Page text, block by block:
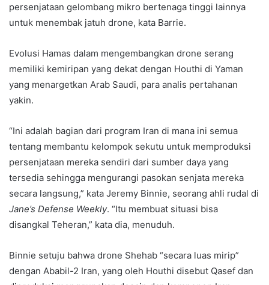
persenjataan gelombang mikro bertenaga tinggi lainnya
untuk menembak jatuh drone, kata Barrie.
Evolusi Hamas dalam mengembangkan drone serang
memiliki kemiripan yang dekat dengan Houthi di Yaman
yang menargetkan Arab Saudi, para analis pertahanan
yakin.
“Ini adalah bagian dari program Iran di mana ini semua
tentang membantu kelompok sekutu untuk memproduksi
persenjataan mereka sendiri dari sumber daya yang
tersedia sehingga mengurangi pasokan senjata mereka
secara langsung,” kata Jeremy Binnie, seorang ahli rudal di
Jane’s Defense Weekly. “Itu membuat situasi bisa
disangkal Teheran,” kata dia, menuduh.
Binnie setuju bahwa drone Shehab “secara luas mirip”
dengan Ababil-2 Iran, yang oleh Houthi disebut Qasef dan